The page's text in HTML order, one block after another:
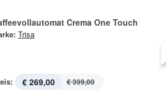
Crema One Touch
Trisa
€ 269,00 € 399,00